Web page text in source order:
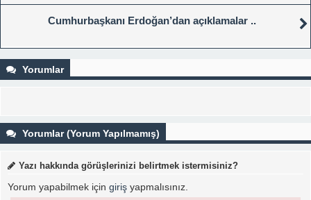
Cumhurbaşkanı Erdoğan’dan açıklamalar ..
Yorumlar
Yorumlar (Yorum Yapılmamış)
Yazı hakkında görüşlerinizi belirtmek istermisiniz?
Yorum yapabilmek için giriş yapmalısınız.